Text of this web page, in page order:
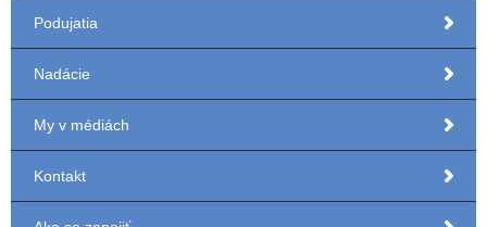
Podujatia
Nadácie
My v médiách
Kontakt